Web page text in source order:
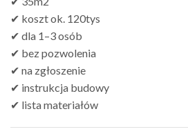
✔ koszt ok. 120tys
✔ dla 1–3 osób
✔ bez pozwolenia
✔ na zgłoszenie
✔ instrukcja budowy
✔ lista materiałów